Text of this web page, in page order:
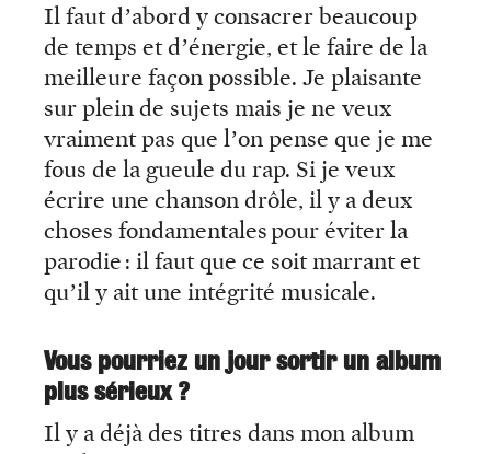
Il faut d’abord y consacrer beaucoup
de temps et d’énergie, et le faire de la
meilleure façon possible. Je plaisante
sur plein de sujets mais je ne veux
vraiment pas que l’on pense que je me
fous de la gueule du rap. Si je veux
écrire une chanson drôle, il y a deux
choses fondamentales pour éviter la
parodie : il faut que ce soit marrant et
qu’il y ait une intégrité musicale.
Vous pourriez un jour sortir un album
plus sérieux ?
Il y a déjà des titres dans mon album